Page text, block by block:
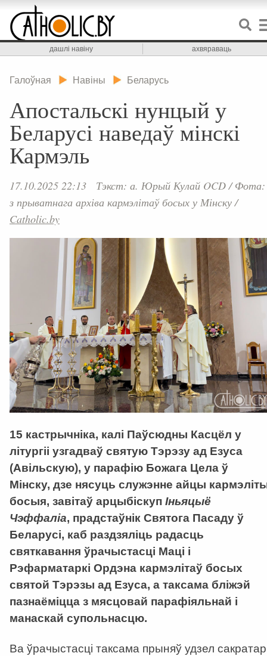
дашлі навіну ахвяраваць
Галоўная Навіны Беларусь
Апостальскі нунцый у
Беларусі наведаў мінскі
Кармэль
17.10.2025 22:13 Тэкст: а. Юрый Кулай OCD/Фота:
з прыватнага архіва кармэлітаў босых у Мінску/
Catholic.by
15 кастрычніка, калі Паўсюдны Касцёл у
літургіі узгадваў святую Тэрэзу ад Езуса
(Авільскую), у парафію Божага Цела ў
Мінску, дзе нясуць служэнне айцы
босыя, завітаў арцыбіскуп Іньяцыё
Чэффаліа, прадстаўнік Святога Пасаду ў
Беларусі, каб раздзяліць радасць
святкавання ўрачыстасці Маці і
Рэфарматаркі Ордэна кармэлітаў босых
святой Тэрэзы ад Езуса, а таксама бліжэй
пазнаёміцца з мясцовай парафіяльнай і
манаскай супольнасцю.
Ва ўрачыстасці таксама прыняў удзел сакратар